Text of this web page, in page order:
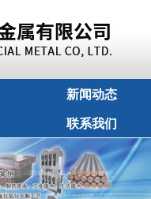
新闻动态
联系我们